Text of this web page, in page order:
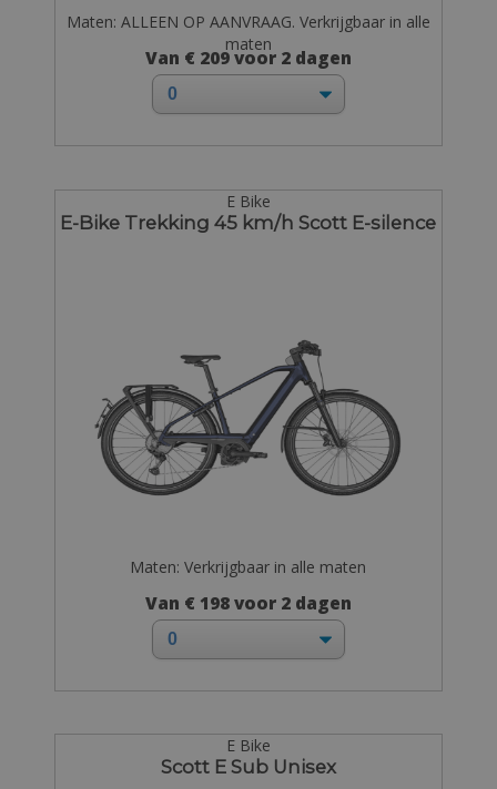
Maten: ALLEEN OP AANVRAAG. Verkrijgbaar in alle
maten
Van € 209 voor 2 dagen
E Bike
E-Bike Trekking 45 km/h Scott E-silence
Maten: Verkrijgbaar in alle maten
Van € 198 voor 2 dagen
E Bike
Scott E Sub Unisex